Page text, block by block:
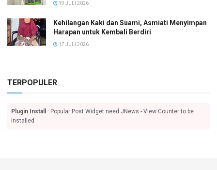
19 JULI 2026
Kehilangan Kaki dan Suami, Asmiati Menyimpan
Harapan untuk Kembali Berdiri
17 JULI 2026
TERPOPULER
Plugin Install
: Popular Post Widget need JNews - View Counter to be
installed